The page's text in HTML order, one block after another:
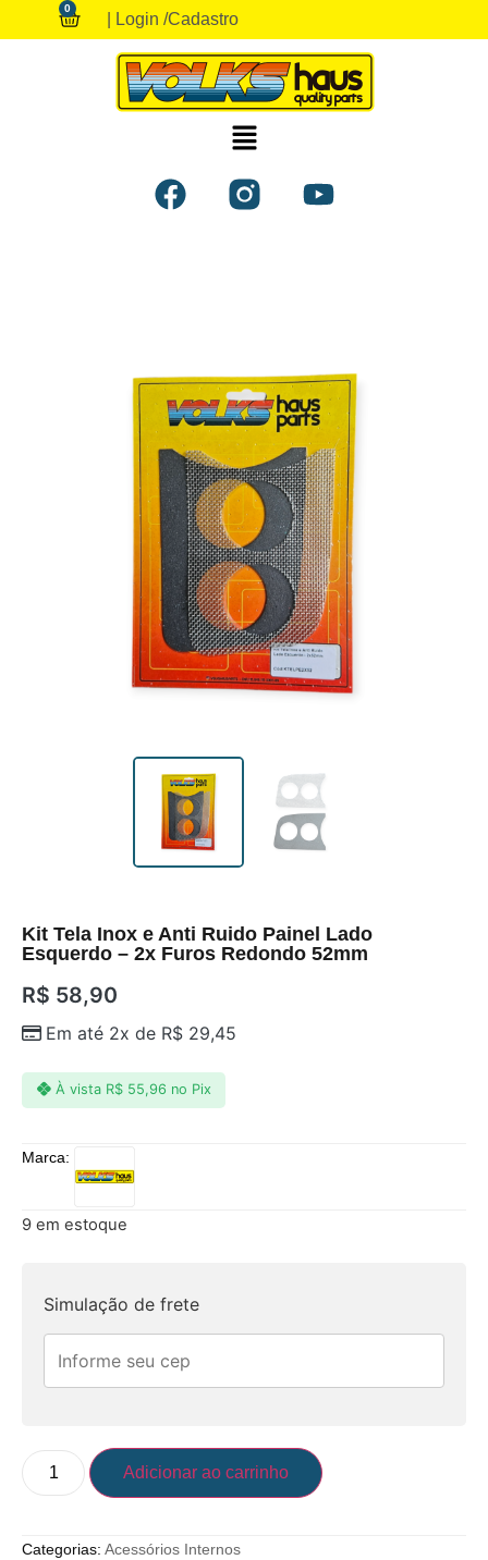
0
| Login /Cadastro
Kit Tela Inox e Anti Ruido Painel Lado
Esquerdo – 2x Furos Redondo 52mm
R$ 58,90
Em até 2x de R$ 29,45
À vista R$55,96 no Pix
Marca:
9 em estoque
Simulação de frete
Adicionar ao carrinho
Categorias: Acessórios Internos